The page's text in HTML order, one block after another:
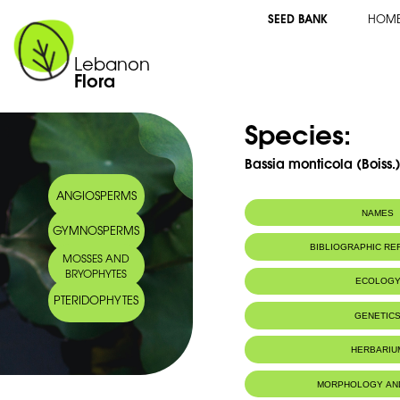
Lebanon
Flora
SEED BANK
ANGIOSPERMS
GYMNOSPERMS
MOSSES AND
BRYOPHYTES
PTERIDOPHYTES
Species:
Bassia monticola
NAMES
BIBLIOGRAPHIC
ECOLOGY
Montagnes.
IUCN threat status: EMR
MORPHOLOGY